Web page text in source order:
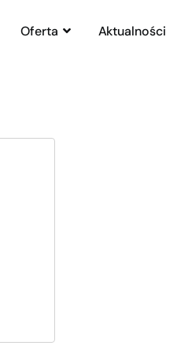
Oferta Aktualności